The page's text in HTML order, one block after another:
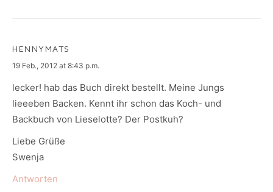
HENNYMATS
says:
19 Feb., 2012 at 8:43 p.m.
lecker! hab das Buch direkt bestellt. Meine Jungs
lieeeben Backen. Kennt ihr schon das Koch- und
Backbuch von Lieselotte? Der Postkuh?
Liebe Grüße
Swenja
Antworten